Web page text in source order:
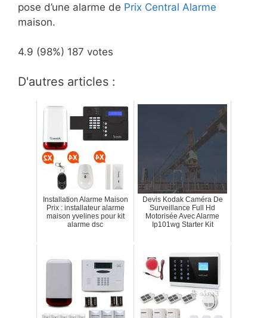
pose d’une alarme de Prix Central Alarme
maison.
4.9 (98%) 187 votes
D'autres articles :
Installation Alarme Maison
Prix : installateur alarme
maison yvelines pour kit
alarme dsc
Devis Kodak Caméra De
Surveillance Full Hd
Motorisée Avec Alarme
Ip101wg Starter Kit